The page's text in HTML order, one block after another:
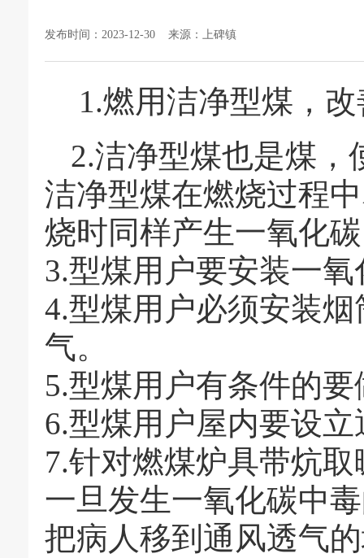
发布时间：2023-12-30 来源：上碑镇
1.燃用洁净型煤，
2.洁净型煤也是煤，
洁净型煤在燃烧过程
烧时同样产生一氧化
3.型煤用户要安装一
4.型煤用户必须安装
气。
5.型煤用户有条件的
6.型煤用户屋内要设
7.针对燃煤炉具带炕
一旦发生一氧化碳中
把病人移到通风透气